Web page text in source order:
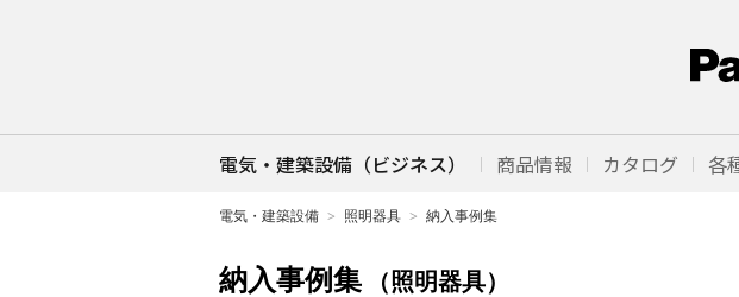
電気・建築設備（ビジネス） 商品情報 カタログ 各
電気・建築設備 照明器具 納入事例集
納入事例集 （照明器具）